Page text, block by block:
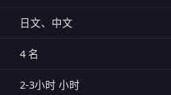
日文、中文
4 名
2-3小时 小时